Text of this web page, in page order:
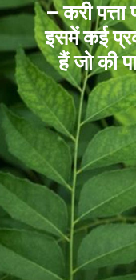
– करी
इसमें कई
हैं जो की